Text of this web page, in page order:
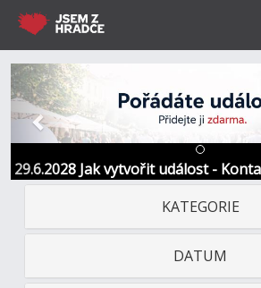
29.6.2028 Jak vytvořit událost -
Předchozí
KATEGORIE
DATUM